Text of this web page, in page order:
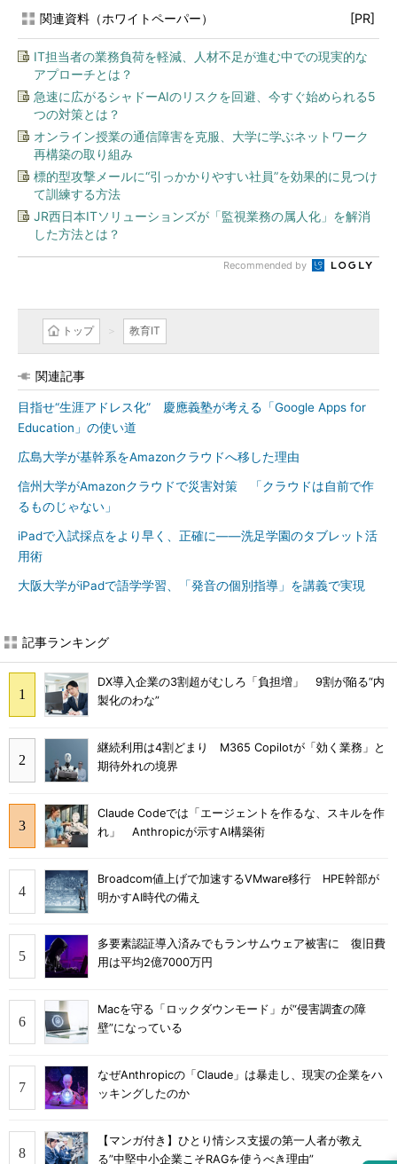
関連資料（ホワイトペーパー） [PR]
IT担当者の業務負荷を軽減、人材不足が進む中での現実的な
アプローチとは？
急速に広がるシャドーAIのリスクを回避、今すぐ始められる5
つの対策とは？
オンライン授業の通信障害を克服、大学に学ぶネットワーク
再構築の取り組み
標的型攻撃メールに“引っかかりやすい社員”を効果的に見つけ
て訓練する方法
JR西日本ITソリューションズが「監視業務の属人化」を解消
した方法とは？
Recommended by
トップ 教育IT
関連記事
目指せ“生涯アドレス化” 慶應義塾が考える「Google Apps for
Education」の使い道
広島大学が基幹系をAmazonクラウドへ移した理由
信州大学がAmazonクラウドで災害対策 「クラウドは自前で作
るものじゃない」
iPadで入試採点をより早く、正確に――洗足学園のタブレット活
用術
大阪大学がiPadで語学学習、「発音の個別指導」を講義で実現
記事ランキング
DX導入企業の3割超がむしろ「負担増」 9割が陥る“内
製化のわな”
継続利用は4割どまり M365 Copilotが「効く業務」と
期待外れの境界
Claude Codeでは「エージェントを作るな、スキルを作
れ」 Anthropicが示すAI構築術
Broadcom値上げで加速するVMware移行 HPE幹部が
明かすAI時代の備え
多要素認証導入済みでもランサムウェア被害に 復旧費
用は平均2億7000万円
Macを守る「ロックダウンモード」が“侵害調査の障
壁”になっている
なぜAnthropicの「Claude」は暴走し、現実の企業をハ
ッキングしたのか
【マンガ付き】ひとり情シス支援の第一人者が教え
る”中堅中小企業こそRAGを使うべき理由”